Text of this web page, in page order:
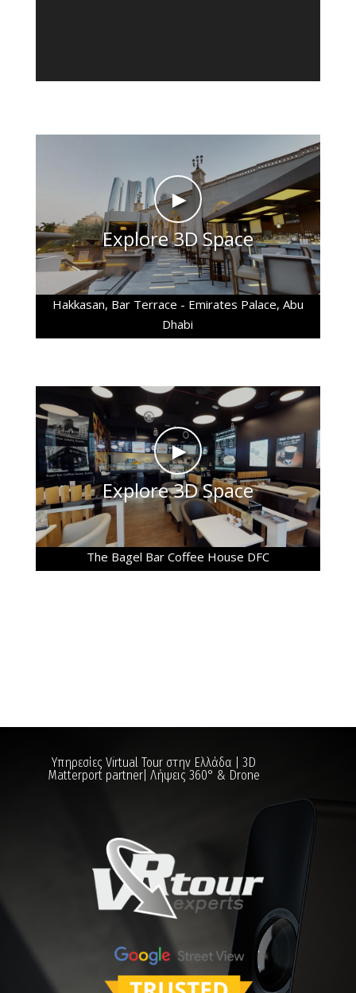
►
Explore 3D Space
Hakkasan, Bar Terrace - Emirates Palace, Abu
Dhabi
►
Explore 3D Space
The Bagel Bar Coffee House DFC
Υπηρεσίες Virtual Tour στην Ελλάδα | 3D
Matterport partner| Λήψεις 360° & Drone